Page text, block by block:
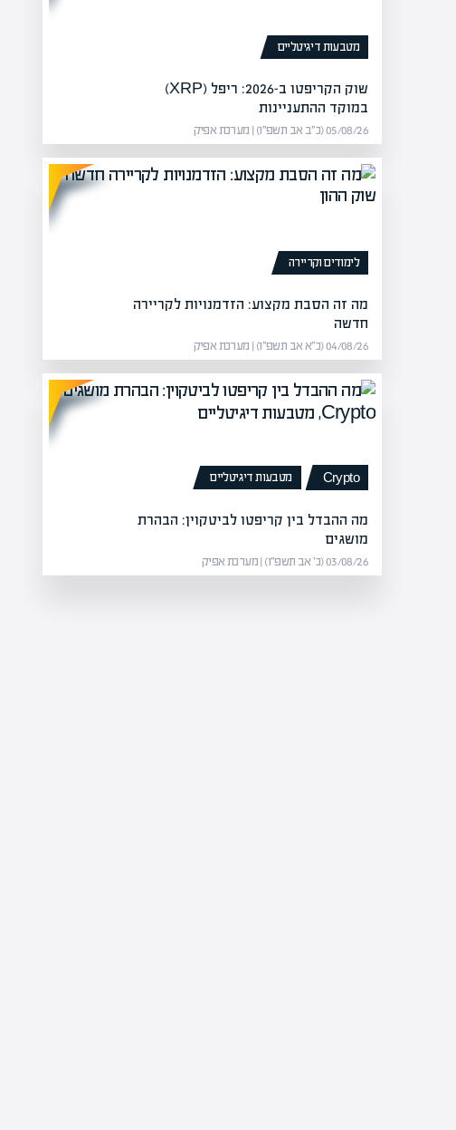
בהשקעות
הן חוזים מעניינים שמעניקים את
מטבעות דיגיטליים
שוק הקריפטו ב-2026: ריפל (XRP)
במוקד ההתעניינות
05/08/26 (כ״ב אב תשפ״ו) | מערכת אפיק
לימודים וקריירה
מה זה הסבת מקצוע: הזדמנויות לקריירה
חדשה
04/08/26 (כ״א אב תשפ״ו) | מערכת אפיק
Crypto מטבעות דיגיטליים
מה ההבדל בין קריפטו לביטקוין: הבהרת
מושגים
03/08/26 (כ׳ אב תשפ״ו) | מערכת אפיק